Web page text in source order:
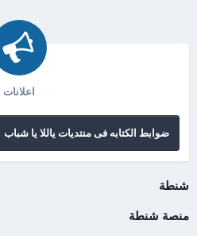
اعلانات
ضوابط الكتابه فى منتديات ياللا يا شباب
شنطة
منصة شنطة